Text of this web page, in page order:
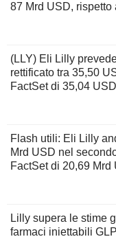
87 Mrd USD,
(LLY) Eli Lilly
rettificato tra 35,50
FactSet di 35,04 USD
Flash utili: Eli Lilly
Mrd USD nel
FactSet di 20,69 Mrd
Lilly supera le stime
farmaci iniettabili